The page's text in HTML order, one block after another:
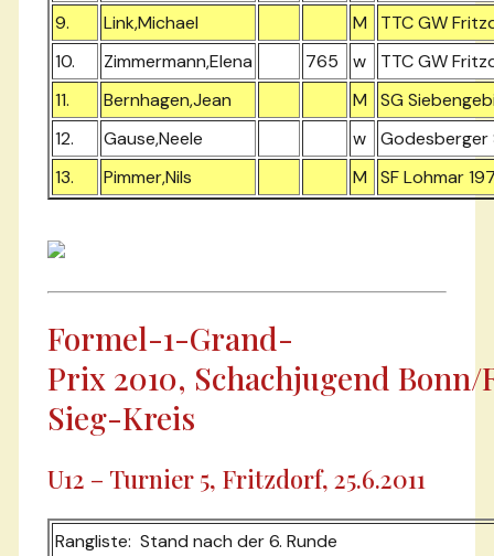
9.
Link,Michael M
TTC GW
10.
Zimmermann,Elena 765 w
TTC GW
11.
Bernhagen,Jean M
SG
12.
Gause,Neele w
Godesberger
13.
Pimmer,Nils M SF Lohmar
Formel-1-Grand-
Prix 2010, Schachjugend
Sieg-Kreis
U12 – Turnier 5, Fritzdorf, 25.6.2011
Rangliste: Stand nach der 6. Runde